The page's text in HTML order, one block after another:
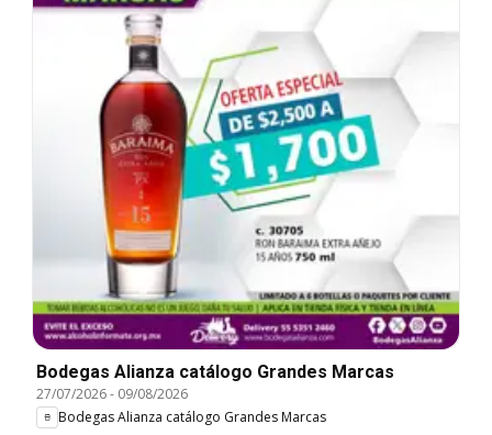
Bodegas Alianza catálogo Grandes Marcas
27/07/2026- 09/08/2026
Bodegas Alianza catálogo Grandes Marcas